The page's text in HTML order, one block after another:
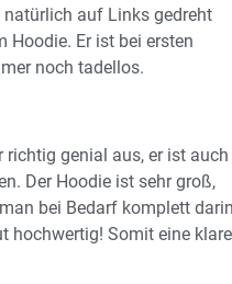
natürlich auf Links gedreht
Hoodie. Er ist bei ersten
noch tadellos.
genial aus, er ist auch
Der Hoodie ist sehr groß,
bei Bedarf komplett
hochwertig! Somit eine klare